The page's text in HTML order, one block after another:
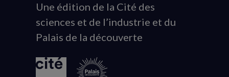
Animation
du
logo
Une édition de la Cité des
sciences et de l’industrie et du
Palais de la découverte